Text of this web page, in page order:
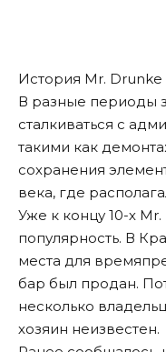
История Mr. Drunke
В разные периоды
сталкиваться с
такими как
сохранения
века, где
Уже к концу 10-х
популярность. В
места для
бар был продан.
несколько
хозяин неизвестен.